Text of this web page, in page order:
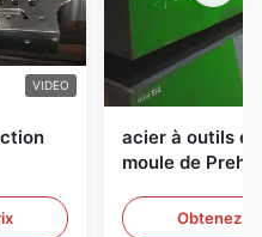
VIDEO
acier à outils
moule de
Obtenez